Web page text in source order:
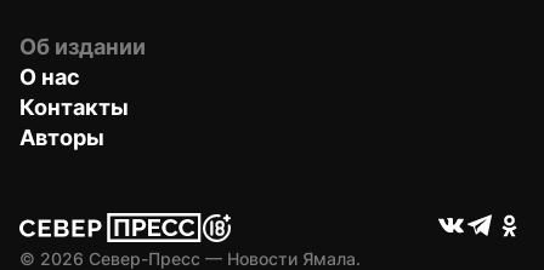
Об издании
О нас
Контакты
Авторы
© 2026 Север-Пресс — Новости Ямала.